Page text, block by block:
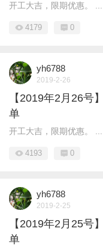
开工大吉，限期优惠。 ...
4179 0
yh6788
2019-2-26
【2019年2月26号
单
开工大吉，限期优惠。 ...
4193 0
yh6788
2019-2-25
【2019年2月25号
单